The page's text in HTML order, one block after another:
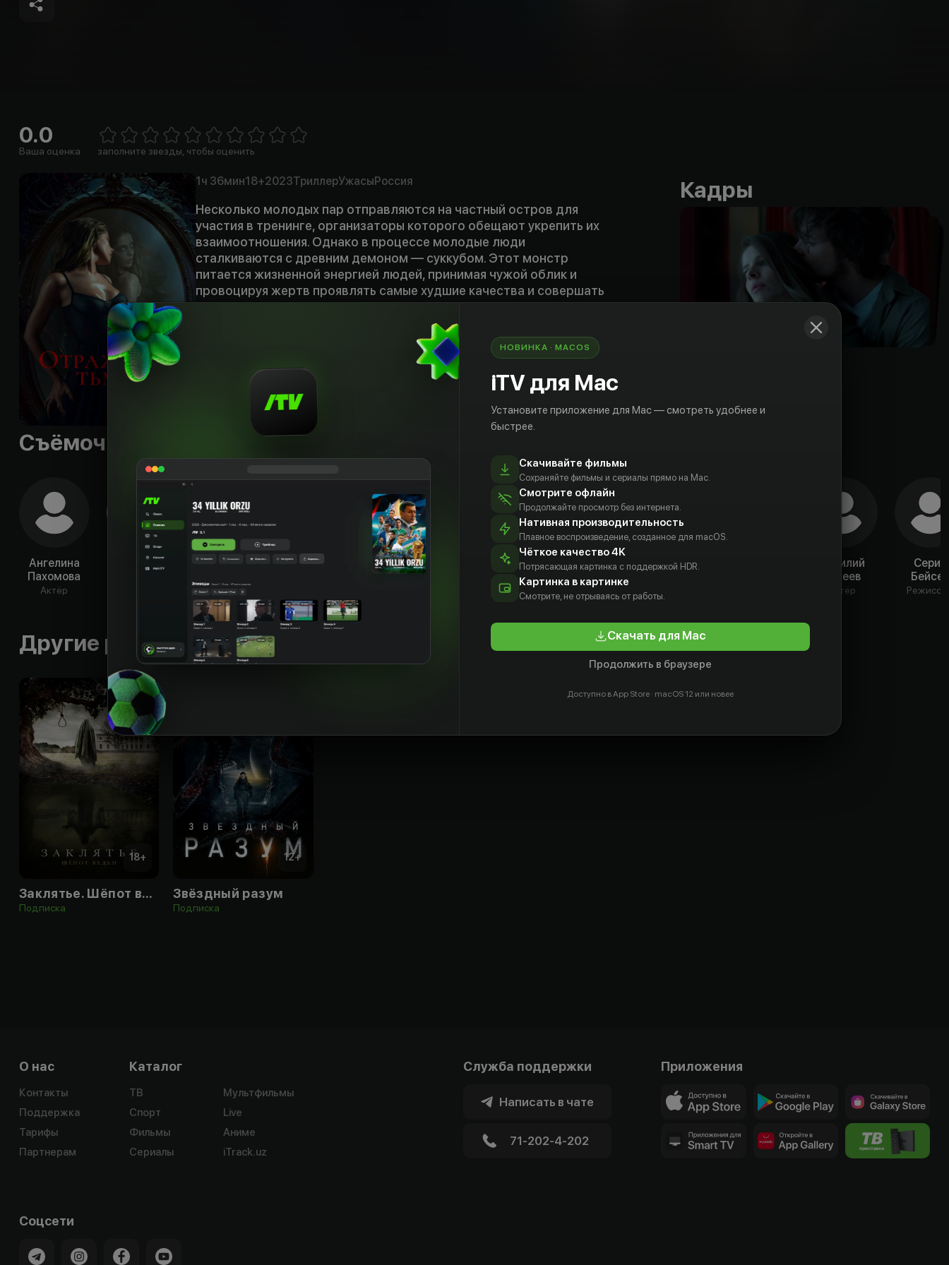
0.0
Ваша оценка 1 Star2 Stars3 Stars4 Stars5 Stars6 Stars7 Stars8 Stars
заполните звезды, чтобы оценить
1ч 36мин18+2023ТриллерУжасыРоссия
Несколько молодых пар отправляются на частный остров для
участия в тренинге, организаторы которого обещают укрепить их
взаимоотношения. Однако в процессе молодые люди
сталкиваются с древним демоном — суккубом. Этот монстр
питается жизненной энергией людей, принимая чужой облик и
провоцируя жертв проявлять самые худшие качества и совершать
ужасные поступки.
Кадры
Съёмочная группа
Ангелина
Пахомова
Актёр
Виктор
Полина
Актёр
Антон
Полина
Воробьева
Пьер Бурель
Нино
Нинидзе
Актёр
Артур
Василий
Евсеев
Актёр
Серик
Бейсеу
Другие работы режиссера
18+
Заклятье. Шёпот ведьм
Подписка
12+
Звёздный разум
Подписка
О нас
Контакты
Поддержка
Тарифы
Партнерам
Каталог
ТВ
Спорт
Фильмы
Сериалы
Мультфильмы
Live
Аниме
iTrack.uz
Служба поддержки
Написать в чате
71-202-4-202
Приложения
Соцсети
НОВИНКА · MACOS
iTV для Mac
Установите приложение для Mac — смотреть удобнее и
быстрее.
Скачивайте фильмы
Сохраняйте фильмы и сериалы прямо на Mac.
Смотрите офлайн
Продолжайте просмотр без интернета.
Нативная производительность
Плавное воспроизведение, созданное для macOS.
Чёткое качество 4K
Потрясающая картинка с поддержкой HDR.
Картинка в картинке
Смотрите, не отрываясь от работы.
Скачать для Mac
Продолжить в браузере
Доступно в App Store · macOS 12 или новее